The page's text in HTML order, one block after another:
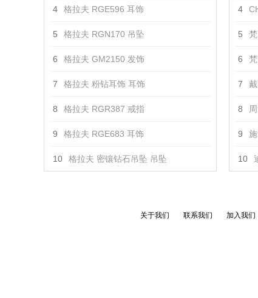
4 格拉夫 RGE596 耳饰
5 格拉夫 RGN170 吊坠
6 格拉夫 GM2150 发饰
7 格拉夫 粉钻耳饰 耳饰
8 格拉夫 RGR387 戒指
9 格拉夫 RGE683 耳饰
10 格拉夫 密镶钻石吊坠 吊坠
4
5
6
7
8
9
10
关于我们 联系我们 加入我们